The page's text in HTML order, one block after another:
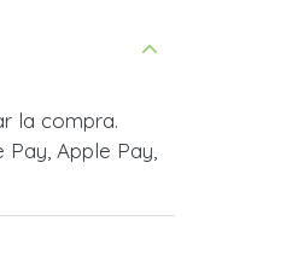
la compra.
Apple Pay,